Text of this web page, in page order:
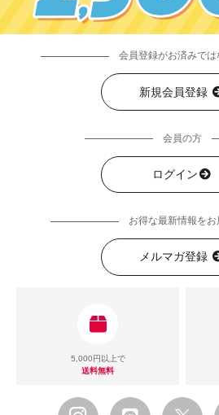
会員登録がお済みでは
新規会員登録
会員の方
ログイン
お得な最新情報をお
メルマガ登録
5,000円以上で
送料無料